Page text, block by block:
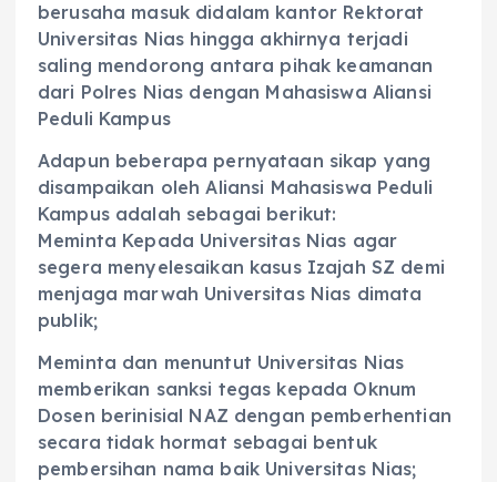
berusaha masuk didalam kantor Rektorat
Universitas Nias hingga akhirnya terjadi
saling mendorong antara pihak keamanan
dari Polres Nias dengan Mahasiswa Aliansi
Peduli Kampus
Adapun beberapa pernyataan sikap yang
disampaikan oleh Aliansi Mahasiswa Peduli
Kampus adalah sebagai berikut:
Meminta Kepada Universitas Nias agar
segera menyelesaikan kasus Izajah SZ demi
menjaga marwah Universitas Nias dimata
publik;
Meminta dan menuntut Universitas Nias
memberikan sanksi tegas kepada Oknum
Dosen berinisial NAZ dengan pemberhentian
secara tidak hormat sebagai bentuk
pembersihan nama baik Universitas Nias;